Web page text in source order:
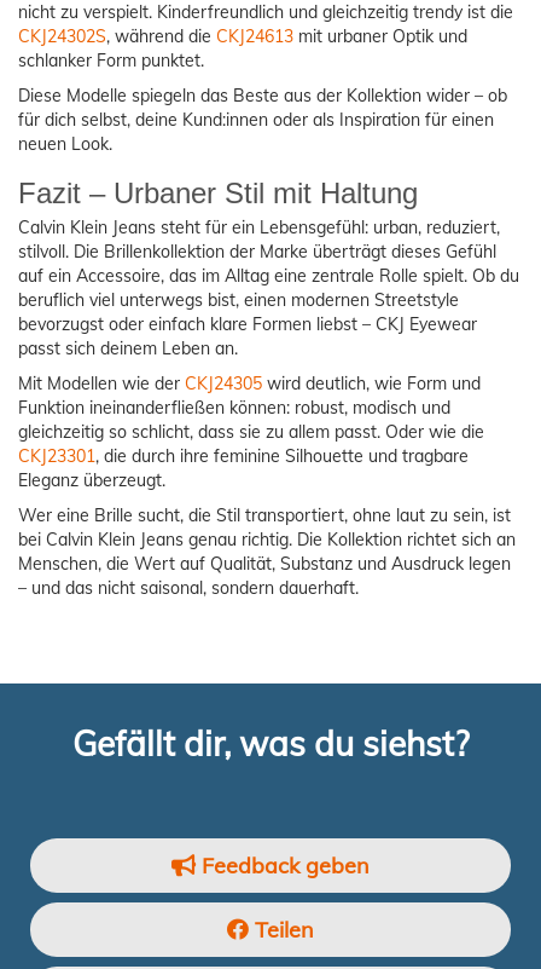
nicht zu verspielt. Kinderfreundlich und gleichzeitig trendy ist die
CKJ24302S, während die CKJ24613 mit urbaner Optik und
schlanker Form punktet.
Diese Modelle spiegeln das Beste aus der Kollektion wider – ob
für dich selbst, deine Kund:innen oder als Inspiration für einen
neuen Look.
Fazit – Urbaner Stil mit Haltung
Calvin Klein Jeans steht für ein Lebensgefühl: urban, reduziert,
stilvoll. Die Brillenkollektion der Marke überträgt dieses Gefühl
auf ein Accessoire, das im Alltag eine zentrale Rolle spielt. Ob du
beruflich viel unterwegs bist, einen modernen Streetstyle
bevorzugst oder einfach klare Formen liebst – CKJ Eyewear
passt sich deinem Leben an.
Mit Modellen wie der CKJ24305 wird deutlich, wie Form und
Funktion ineinanderfließen können: robust, modisch und
gleichzeitig so schlicht, dass sie zu allem passt. Oder wie die
CKJ23301, die durch ihre feminine Silhouette und tragbare
Eleganz überzeugt.
Wer eine Brille sucht, die Stil transportiert, ohne laut zu sein, ist
bei Calvin Klein Jeans genau richtig. Die Kollektion richtet sich an
Menschen, die Wert auf Qualität, Substanz und Ausdruck legen
– und das nicht saisonal, sondern dauerhaft.
Gefällt dir, was du siehst?
Feedback geben
Teilen